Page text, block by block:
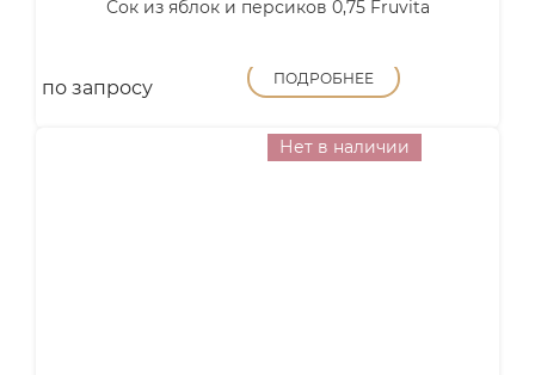
Сок из яблок и персиков 0,75 Fruvita
по запросу ПОДРОБНЕЕ
Нет в наличии